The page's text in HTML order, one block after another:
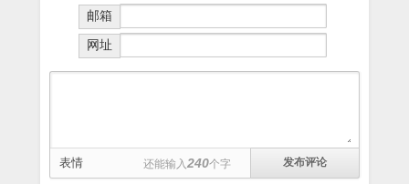
邮箱
网址
表情 还能输入240个字